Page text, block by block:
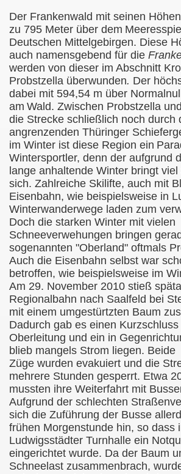
Der Frankenwald mit seinen
zu 795 Meter über dem
Deutschen Mittelgebirgen. Diese
auch namensgebend für die
werden von dieser im Abschnitt
Probstzella überwunden. Der
dabei mit 594,54 m über
am Wald. Zwischen Probstzella
die Strecke schließlich noch durch
angrenzenden Thüringer
im Winter ist diese Region ein
Wintersportler, denn der aufgrund
lange anhaltende Winter bringt
sich. Zahlreiche Skilifte, auch mit
Eisenbahn, wie beispielsweise in
Winterwanderwege laden zum
Doch die starken Winter mit vielen
Schneeverwehungen bringen
sogenannten "Oberland" oftmals
Auch die Eisenbahn selbst war
betroffen, wie beispielsweise im
Am 29. November 2010 stieß
Regionalbahn nach Saalfeld bei
mit einem umgestürtzten Baum
Dadurch gab es einen
Oberleitung und ein in
blieb mangels Strom liegen. Beide
Züge wurden evakuiert und die
mehrere Stunden gesperrt. Etwa
mussten ihre Weiterfahrt mit
Aufgrund der schlechten
sich die Zuführung der Busse
frühen Morgenstunde hin, so dass
Ludwigsstädter Turnhalle ein
eingerichtet wurde. Da der Baum
Schneelast zusammenbrach,